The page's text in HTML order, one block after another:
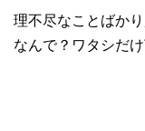
理不尽なことばか
なんで？ワタシだ